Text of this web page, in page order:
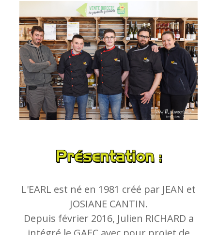
Présentation :
L'EARL est né en 1981 créé par JEAN et
JOSIANE CANTIN.
Depuis février 2016, Julien RICHARD a